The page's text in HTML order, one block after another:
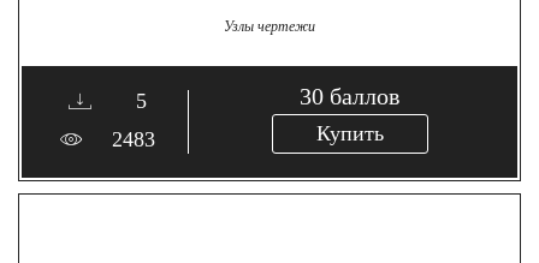
Узлы чертежи
5
2483
30 баллов
Купить